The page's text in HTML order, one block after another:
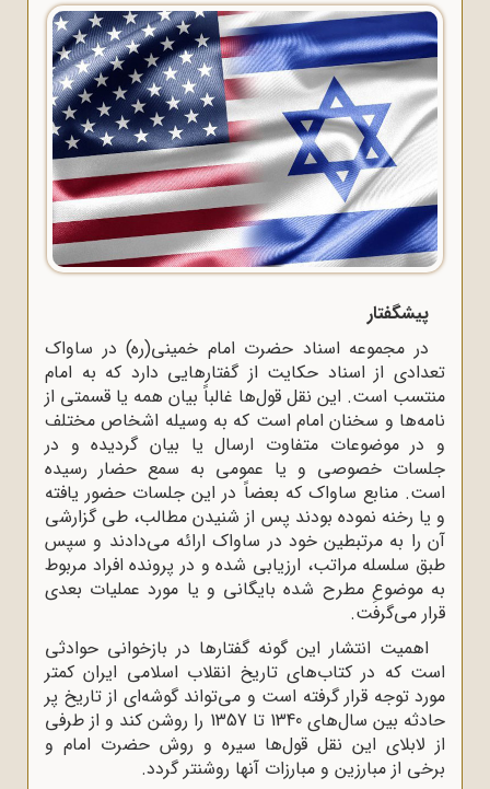
پیشگفتار
در مجموعه اسناد حضرت امام خمینی(ره) در ساواک
تعدادی از اسناد حکایت از گفتارهایی دارد که به امام
منتسب است. این نقل قول‌ها غالباً بیان همه یا قسمتی از
نامه‌ها و سخنان امام است که به وسیله اشخاص مختلف
و در موضوعات متفاوت ارسال یا بیان گردیده و در
جلسات خصوصی و یا عمومی به سمع حضار رسیده
است. منابع ساواک که بعضاً در این جلسات حضور یافته
و یا رخنه نموده بودند پس از شنیدن مطالب، طی گزارشی
آن را به مرتبطین خود در ساواک ارائه می‌دادند و سپس
طبق سلسله مراتب، ارزیابی شده و در پرونده افراد مربوط
به موضوعِ مطرح شده بایگانی و یا مورد عملیات بعدی
قرار می‌گرفت.
اهمیت انتشار این گونه گفتارها در بازخوانی حوادثی
است که در کتاب‌های تاریخ انقلاب اسلامی ایران کمتر
مورد توجه قرار گرفته است و می‌تواند گوشه‌ای از تاریخ پر
حادثه بین سال‌های 1340 تا 1357 را روشن کند و از طرفی
از لابلای این نقل قول‌ها سیره و روش حضرت امام و
برخی از مبارزین و مبارزات آنها روشنتر گردد.